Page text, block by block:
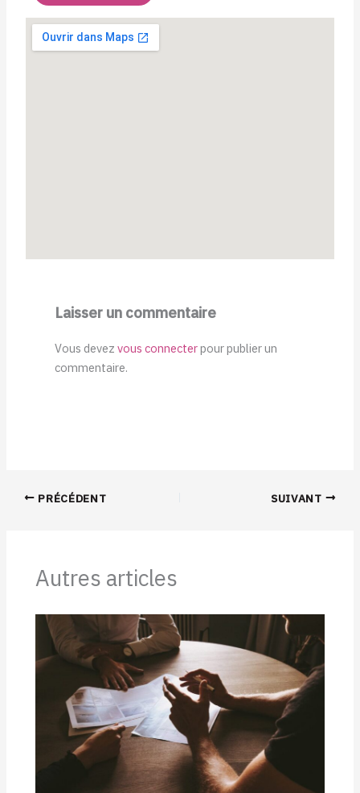
Laisser un commentaire
Vous devezvous connecterpour publier un
commentaire.
PRÉCÉDENT SUIVANT
Autres articles